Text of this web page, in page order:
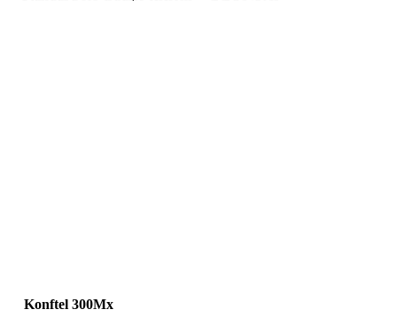
Konftel 300Mx